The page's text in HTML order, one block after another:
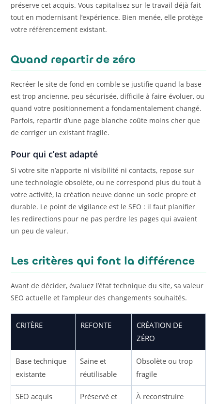
préserve cet acquis. Vous capitalisez sur le travail déjà fait
tout en modernisant l’expérience. Bien menée, elle protège
votre référencement existant.
Quand repartir de zéro
Recréer le site de fond en comble se justifie quand la base
est trop ancienne, peu sécurisée, difficile à faire évoluer, ou
quand votre positionnement a fondamentalement changé.
Parfois, repartir d’une page blanche coûte moins cher que
de corriger un existant fragile.
Pour qui c’est adapté
Si votre site n’apporte ni visibilité ni contacts, repose sur
une technologie obsolète, ou ne correspond plus du tout à
votre activité, la création neuve donne un socle propre et
durable. Le point de vigilance est le SEO : il faut planifier
les redirections pour ne pas perdre les pages qui avaient
un peu de valeur.
Les critères qui font la différence
Avant de décider, évaluez l’état technique du site, sa valeur
SEO actuelle et l’ampleur des changements souhaités.
CRITÈRE REFONTE
CRÉATION DE
ZÉRO
Base technique
existante
Saine et
réutilisable
Obsolète ou trop
fragile
SEO acquis
Préservé et
À reconstruire